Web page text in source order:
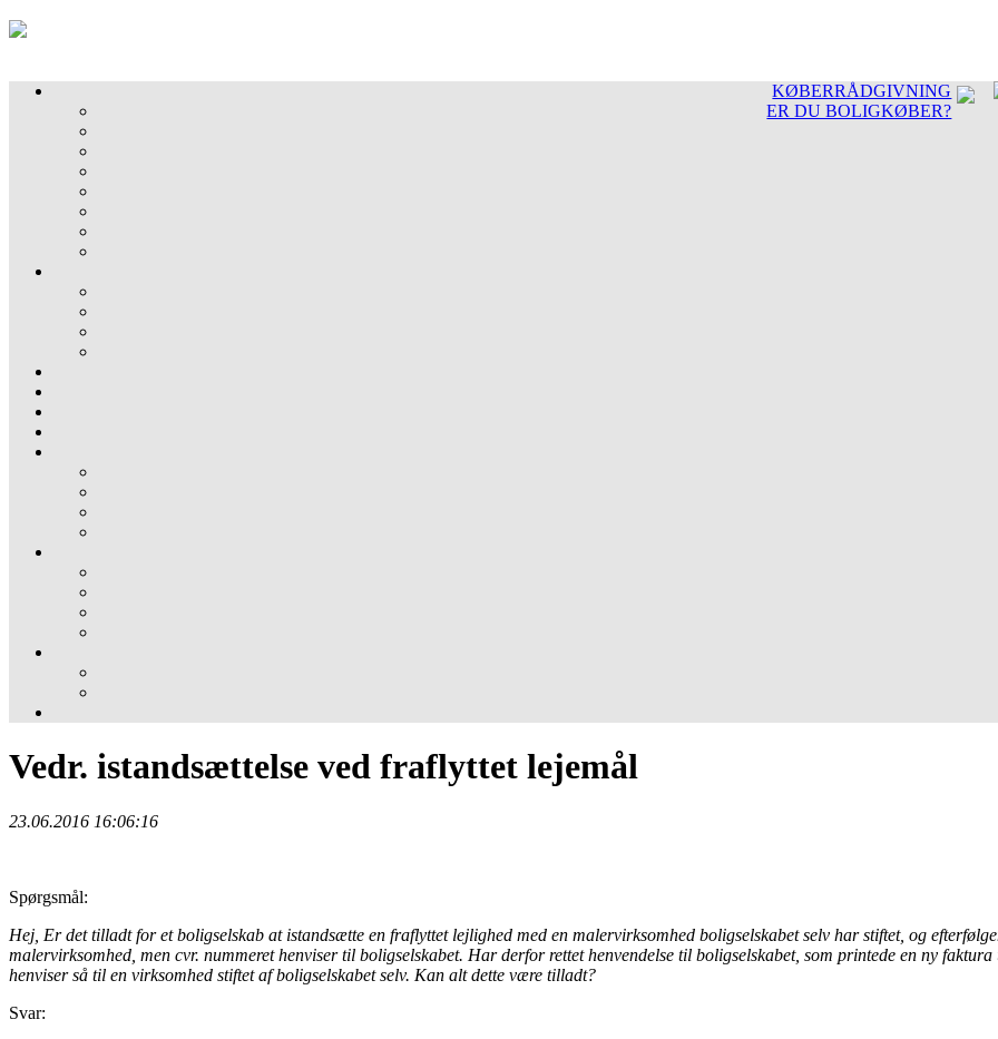
KØBERRÅDGIVNING
ER DU BOLIGKØBER?
Vedr. istandsættelse ved fraflyttet lejemål
23.06.2016 16:06:16
Spørgsmål:
Hej, Er det tilladt for et boligselskab at istandsætte en fraflyttet lejlighed med en malervirksomhed boligselskabet selv har stiftet, og
malervirksomhed, men cvr. nummeret henviser til boligselskabet. Har derfor rettet henvendelse til boligselskabet, som printede en ny
henviser så til en virksomhed stiftet af boligselskabet selv. Kan alt dette være tilladt?
Svar: